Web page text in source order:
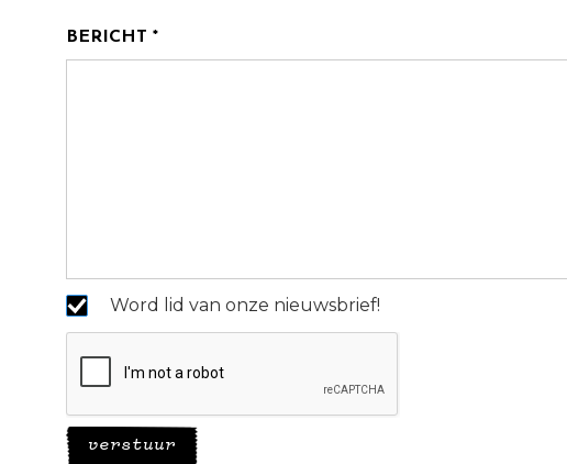
BERICHT *
Word lid van onze nieuwsbrief!